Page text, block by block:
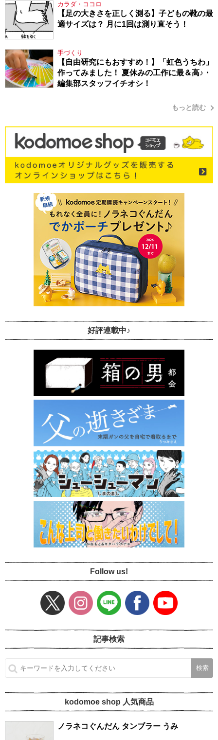
カラダ・ココロ
【足の大きさを正しく測る】子どもの靴の最
適サイズは？ 月に1回は測り直そう！
手づくり
【自由研究にもおすすめ！】「虹色うちわ」
作ってみました！ 夏休みの工作に最＆高♪・
編集部スタッフイチオシ！
もっと読む
好評連載中♪
Follow us!
記事検索
kodomoe shop 人気商品
ノラネコぐんだん タンブラー うみ